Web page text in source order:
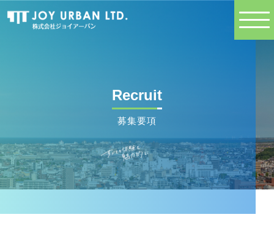
Recruit
募集要項